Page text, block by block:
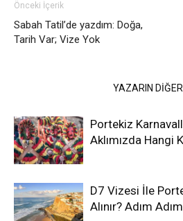
Önceki İçerik
Sabah Tatil’de yazdım: Doğa,
Tarih Var; Vize Yok
YAZARIN
Portekiz
Aklımızda Hangi
D7 Vizesi İle
Alınır? Adım